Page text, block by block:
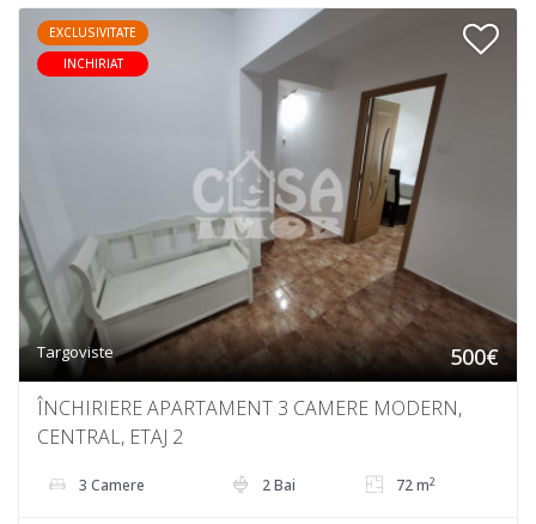
EXCLUSIVITATE
INCHIRIAT
Targoviste 500€
ÎNCHIRIERE APARTAMENT 3 CAMERE MODERN,
CENTRAL, ETAJ 2
3 Camere 2 Bai 72 m2